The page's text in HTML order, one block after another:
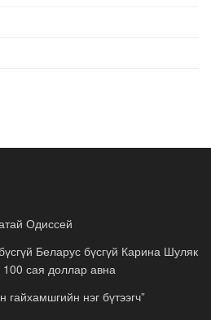
Одиссей
Беларус бүсгүй Карина Шуляк
сая доллар авна
гайхамшгийн нэг бүтээгч”